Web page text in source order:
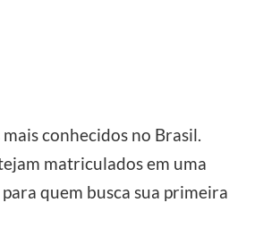
conhecidos no Brasil.
matriculados em uma
quem busca sua primeira